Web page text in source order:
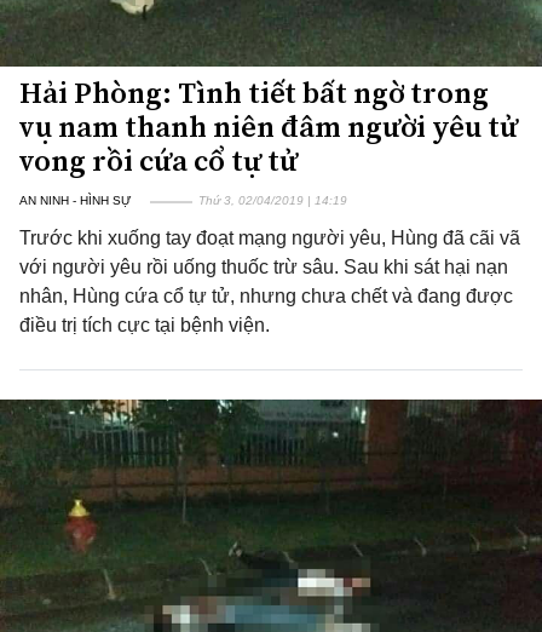
Hải Phòng: Tình tiết bất ngờ trong
vụ nam thanh niên đâm người yêu tử
vong rồi cứa cổ tự tử
AN NINH - HÌNH SỰ Thứ 3, 02/04/2019 | 14:19
Trước khi xuống tay đoạt mạng người yêu, Hùng đã cãi vã
với người yêu rồi uống thuốc trừ sâu. Sau khi sát hại nạn
nhân, Hùng cứa cổ tự tử, nhưng chưa chết và đang được
điều trị tích cực tại bệnh viện.